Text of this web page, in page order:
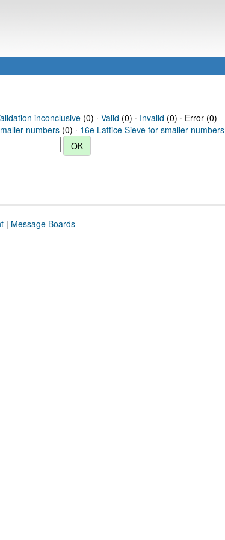
inconclusive(0) · Valid (0) · Invalid (0) · Error (0)
numbers (0) · 16e Lattice Sieve for smaller numbers
| Message Boards